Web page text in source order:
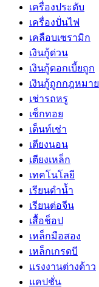
เครื่องประดับ
เครื่องปั่นไฟ
เคลือบเซรามิก
เงินกู้ด่วน
เงินกู้ดอกเบี้ยถูก
เงินกู้ถูกกฎหมาย
เช่ารถหรู
เซ็กทอย
เต็นท์เช่า
เตียงนอน
เตียงเหล็ก
เทคโนโลยี
เรียนดำน้ำ
เรียนต่อจีน
เสื้อช็อป
เหล็กมือสอง
เหล็กเกรดบี
เเรงงานต่างด้าว
แคปชั่น